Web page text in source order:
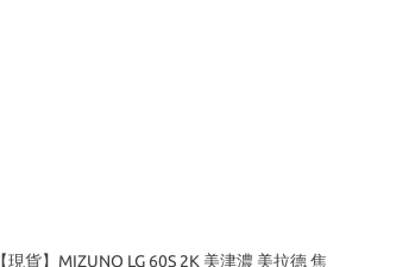
【現貨】MIZUNO LG 60S 2K 美津濃 美拉德 焦